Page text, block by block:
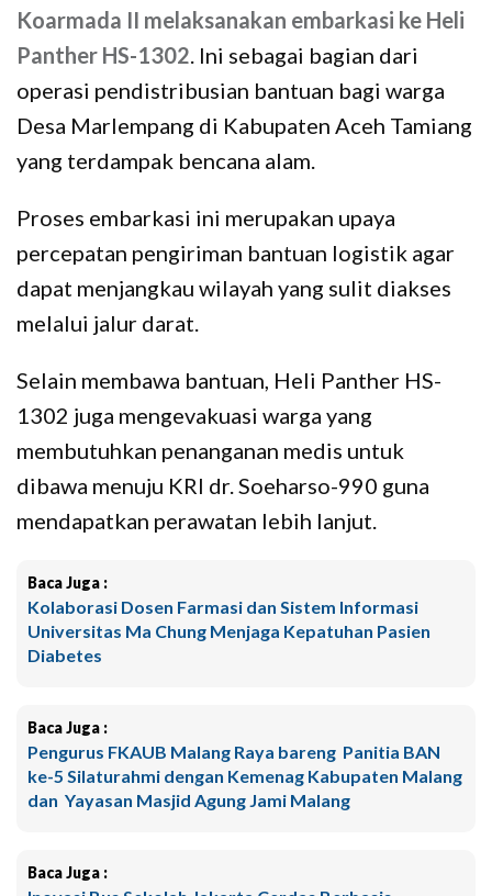
Koarmada II melaksanakan embarkasi ke Heli
Panther HS-1302. Ini sebagai bagian dari
operasi pendistribusian bantuan bagi warga
Desa Marlempang di Kabupaten Aceh Tamiang
yang terdampak bencana alam.
Proses embarkasi ini merupakan upaya
percepatan pengiriman bantuan logistik agar
dapat menjangkau wilayah yang sulit diakses
melalui jalur darat.
Selain membawa bantuan, Heli Panther HS-
1302 juga mengevakuasi warga yang
membutuhkan penanganan medis untuk
dibawa menuju KRI dr. Soeharso-990 guna
mendapatkan perawatan lebih lanjut.
Baca Juga :
Kolaborasi Dosen Farmasi dan Sistem Informasi
Universitas Ma Chung Menjaga Kepatuhan Pasien
Diabetes
Baca Juga :
Pengurus FKAUB Malang Raya bareng Panitia BAN
ke-5 Silaturahmi dengan Kemenag Kabupaten Malang
dan Yayasan Masjid Agung Jami Malang
Baca Juga :